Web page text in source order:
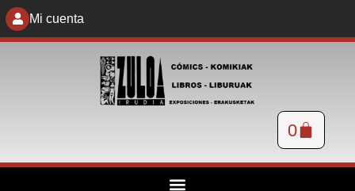
Mi cuenta
0